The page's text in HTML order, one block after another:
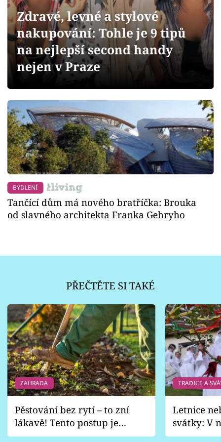
Přihlášení
Sledujte nás
Zdravé, levné a stylové
nakupování: Tohle je 9 tipů
na nejlepší second handy
nejen v Praze
BYDLENÍ
Tančící dům má nového bratříčka: Brouka
od slavného architekta Franka Gehryho
PŘEČTĚTE SI TAKÉ
ZAHRADA
Pěstování bez rytí – to zní
lákavě! Tento postup je
vhodný jen pro některé
TRADICE A
Letnice
svátky: V
pondělí